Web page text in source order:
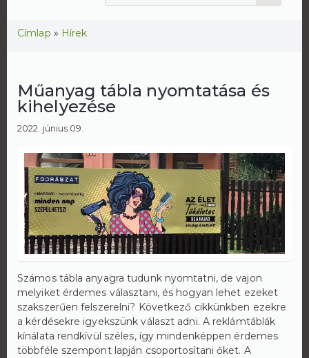
Jelenlegi hely
Címlap » Hírek
Műanyag tábla nyomtatása és
kihelyezése
2022. június 09.
Számos tábla anyagra tudunk nyomtatni, de vajon
melyiket érdemes választani, és hogyan lehet ezeket
szakszerűen felszerelni? Következő cikkünkben ezekre
a kérdésekre igyekszünk választ adni. A reklámtáblák
kínálata rendkívül széles, így mindenképpen érdemes
többféle szempont lapján csoportosítani őket. A